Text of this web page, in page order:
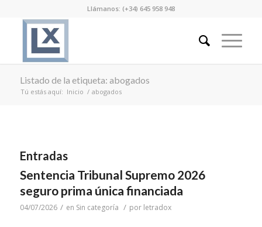
Llámanos: (+34) 645 958 948
Listado de la etiqueta: abogados
Tú estás aquí: Inicio / abogados
Entradas
Sentencia Tribunal Supremo 2026
seguro prima única financiada
04/07/2026 / en Sin categoría / por letradox